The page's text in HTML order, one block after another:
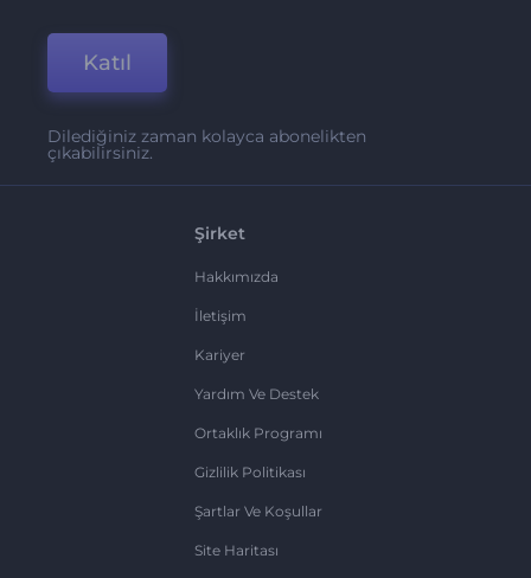
Katıl
Dilediğiniz zaman kolayca abonelikten
çıkabilirsiniz.
Şirket
Hakkımızda
İletişim
Kariyer
Yardım Ve Destek
Ortaklık Programı
Gizlilik Politikası
Şartlar Ve Koşullar
Site Haritası